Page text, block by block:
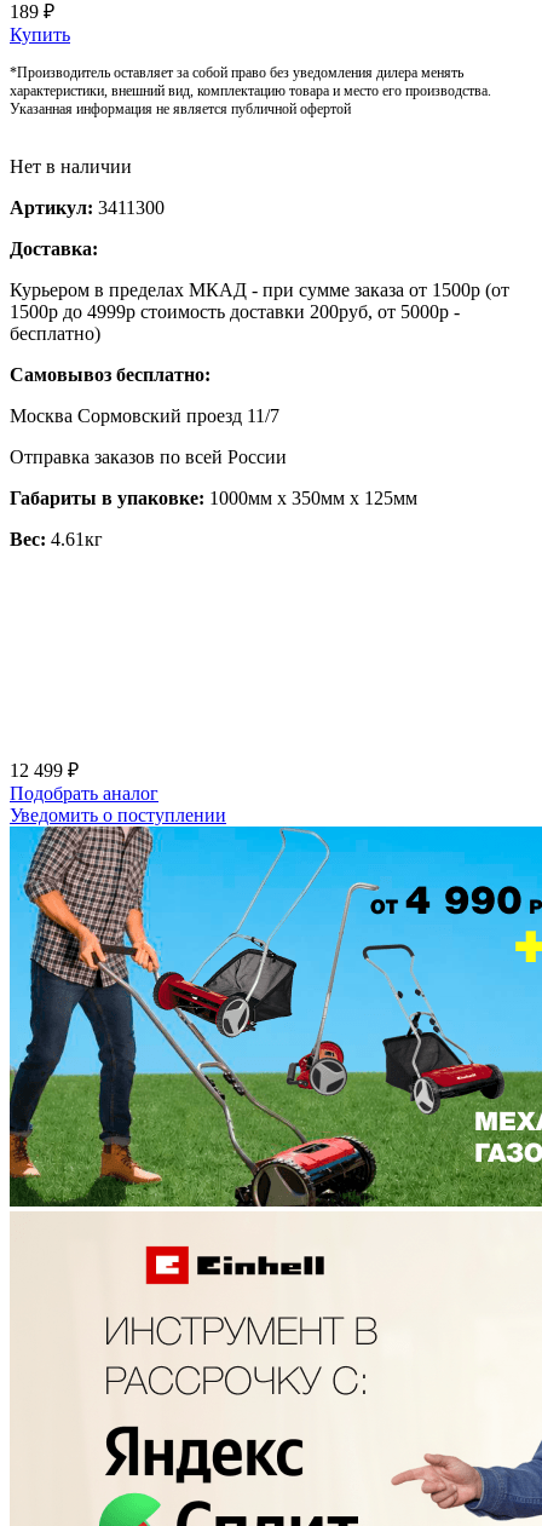
189 ₽
Купить
*Производитель оставляет за собой право без уведомления дилера менять
характеристики, внешний вид, комплектацию товара и место его производства.
Указанная информация не является публичной офертой
Нет в наличии
Артикул: 3411300
Доставка:
Курьером в пределах МКАД - при сумме заказа от 1500р (от
1500р до 4999р стоимость доставки 200руб, от 5000р -
бесплатно)
Самовывоз бесплатно:
Москва Сормовский проезд 11/7
Отправка заказов по всей России
Габариты в упаковке: 1000мм x 350мм x 125мм
Вес: 4.61кг
12 499 ₽
Подобрать аналог
Уведомить о поступлении